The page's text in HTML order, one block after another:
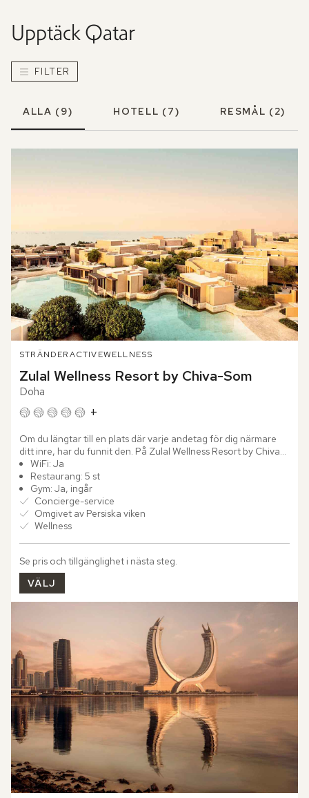
UpptäckQatar
FILTER
ALLA (9) HOTELL (7) RESMÅL (2)
STRÄNDERACTIVEWELLNESS
Zulal Wellness Resort by Chiva-Som
Doha
+
Om du längtar till en plats där varje andetag för dig närmare
ditt inre, har du funnit den. På Zulal Wellness Resort by Chiva-
Som rör sig tiden långsamt. Här, där öknens varma sand...
WiFi: Ja
Restaurang: 5 st
Gym: Ja, ingår
Concierge-service
Omgivet av Persiska viken
Wellness
Se pris och tillgänglighet i nästa steg.
VÄLJ